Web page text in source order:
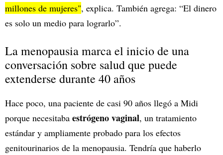
millones de mujeres", explica. También agrega: “El dinero
es solo un medio para lograrlo”.
La menopausia marca el inicio de una
conversación sobre salud que puede
extenderse durante 40 años
Hace poco, una paciente de casi 90 años llegó a Midi
porque necesitaba estrógeno vaginal, un tratamiento
estándar y ampliamente probado para los efectos
genitourinarios de la menopausia. Tendría que haberlo